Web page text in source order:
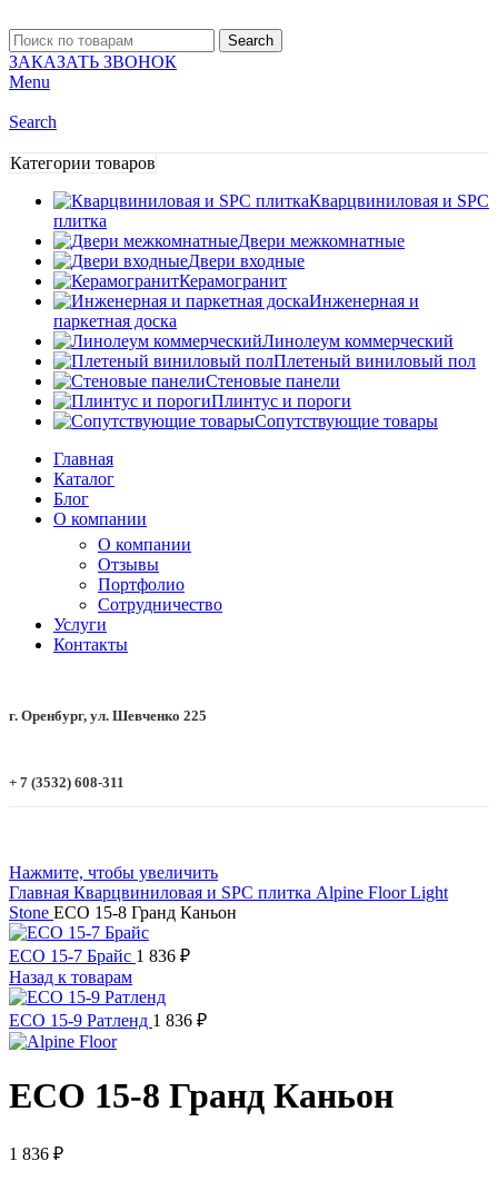
Search
ЗАКАЗАТЬ ЗВОНОК
Menu
Search
Категории товаров
Кварцвиниловая и SPC
плитка
Двери межкомнатные
Двери входные
Керамогранит
Инженерная и
паркетная доска
Линолеум коммерческий
Плетеный виниловый пол
Стеновые панели
Плинтус и пороги
Сопутствующие товары
Главная
Каталог
Блог
О компании
О компании
Отзывы
Портфолио
Сотрудничество
Услуги
Контакты
г. Оренбург, ул. Шевченко 225
+ 7 (3532) 608-311
Нажмите, чтобы увеличить
Главная Кварцвиниловая и SPC плитка Alpine FloorLight
Stone ECO 15-8 Гранд Каньон
ECO 15-7 Брайс 1 836 ₽
Назад к товарам
ECO 15-9 Ратленд 1 836 ₽
ECO 15-8 Гранд Каньон
1 836 ₽